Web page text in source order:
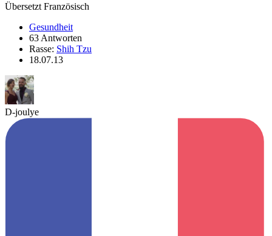
Übersetzt Französisch
Gesundheit
63 Antworten
Rasse: Shih Tzu
18.07.13
D-joulye